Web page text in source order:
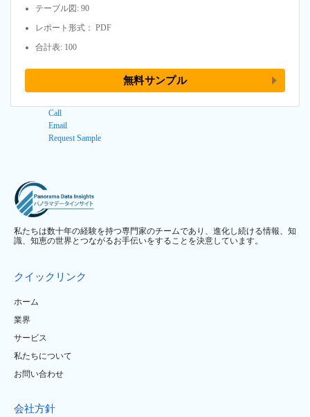
テーブル図: 90
レポート形式： PDF
合計表: 100
無料サンプル
Call
Email
Request Sample
私たちは数十年の経験を持つ専門家のチームであり、進化し続ける情報、知
識、知恵の世界とつながるお手伝いをすることを決意しています。
クイックリンク
ホーム
業界
サービス
私たちについて
お問い合わせ
会社方針